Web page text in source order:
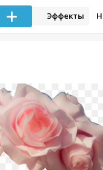
Эффекты